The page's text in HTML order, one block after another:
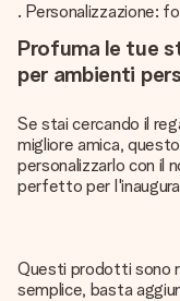
. Personalizzazione:
Profuma le tue
per ambienti
Se stai cercando il
migliore amica,
personalizzarlo con il
perfetto per
Questi prodotti sono
semplice, basta